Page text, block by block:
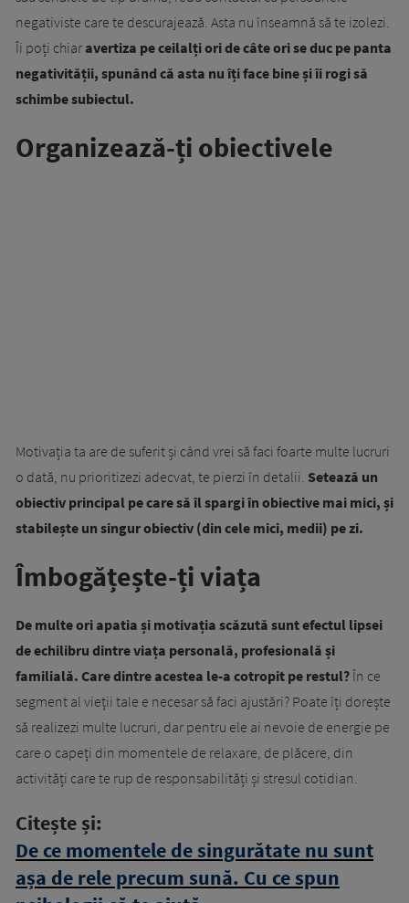
negativiste care te descurajează. Asta nu înseamnă să te izolezi.
Îi poți chiar avertiza pe ceilalți ori de câte ori se duc pe panta
negativității, spunând că asta nu îți face bine și îi rogi să
schimbe subiectul.
Organizează-ți obiectivele
Motivația ta are de suferit și când vrei să faci foarte multe lucruri
o dată, nu prioritizezi adecvat, te pierzi în detalii. Setează un
obiectiv principal pe care să îl spargi în obiective mai mici, și
stabilește un singur obiectiv (din cele mici, medii) pe zi.
Îmbogățește-ți viața
De multe ori apatia și motivația scăzută sunt efectul lipsei
de echilibru dintre viața personală, profesională și
familială. Care dintre acestea le-a cotropit pe restul?În ce
segment al vieții tale e necesar să faci ajustări? Poate îți dorește
să realizezi multe lucruri, dar pentru ele ai nevoie de energie pe
care o capeți din momentele de relaxare, de plăcere, din
activități care te rup de responsabilități și stresul cotidian.
Citește și:
De ce momentele de singurătate nu sunt
așa de rele precum sună. Cu ce spun